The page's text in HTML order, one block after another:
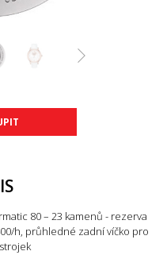
80 – 23 kamenů - rezerva
h, průhledné zadní víčko pro